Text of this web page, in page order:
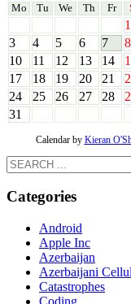
Mo Tu We Th Fr
1
3
4 5 6 7 8
10
11 12 13 14
17
18 19 20 21
24
25 26 27 28
31
Calendar by Kieran
Categories
Android
Apple Inc
Azerbaijan
Azerbaijani
Catastrophes
Coding